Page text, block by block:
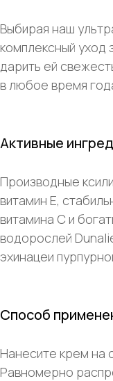
Выбирая наш
комплексный уход
дарить ей
в любое время
Активные
Производные
витамин Е,
витамина С и
водорослей
эхинацеи
Способ
Нанесите крем на
Равномерно